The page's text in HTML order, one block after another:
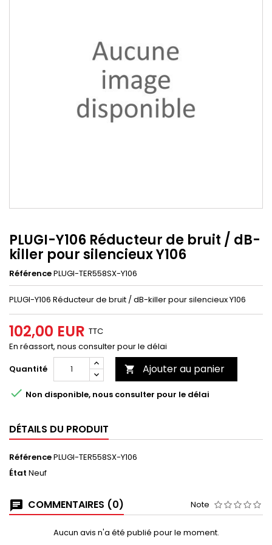
PLUGI-Y106 Réducteur de bruit / dB-
killer pour silencieux Y106
RéférencePLUGI-TER558SX-Y106
PLUGI-Y106 Réducteur de bruit / dB-killer pour silencieux Y106
102,00 EUR TTC
En réassort, nous consulter pour le délai
Quantité
 Ajouter au panier
 Non disponible, nous consulter pour le délai
DÉTAILS DU PRODUIT
RéférencePLUGI-TER558SX-Y106
État Neuf
COMMENTAIRES (0) Note
Aucun avis n'a été publié pour le moment.